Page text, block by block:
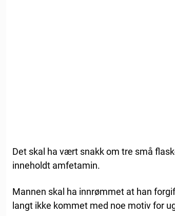
Det skal ha vært snakk om tre små
inneholdt amfetamin.
Mannen skal ha innrømmet at han
langt ikke kommet med noe motiv for